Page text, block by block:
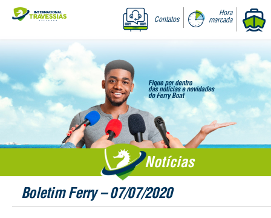
Contatos
Hora
marcada
Notícias
Boletim Ferry – 07/07/2020